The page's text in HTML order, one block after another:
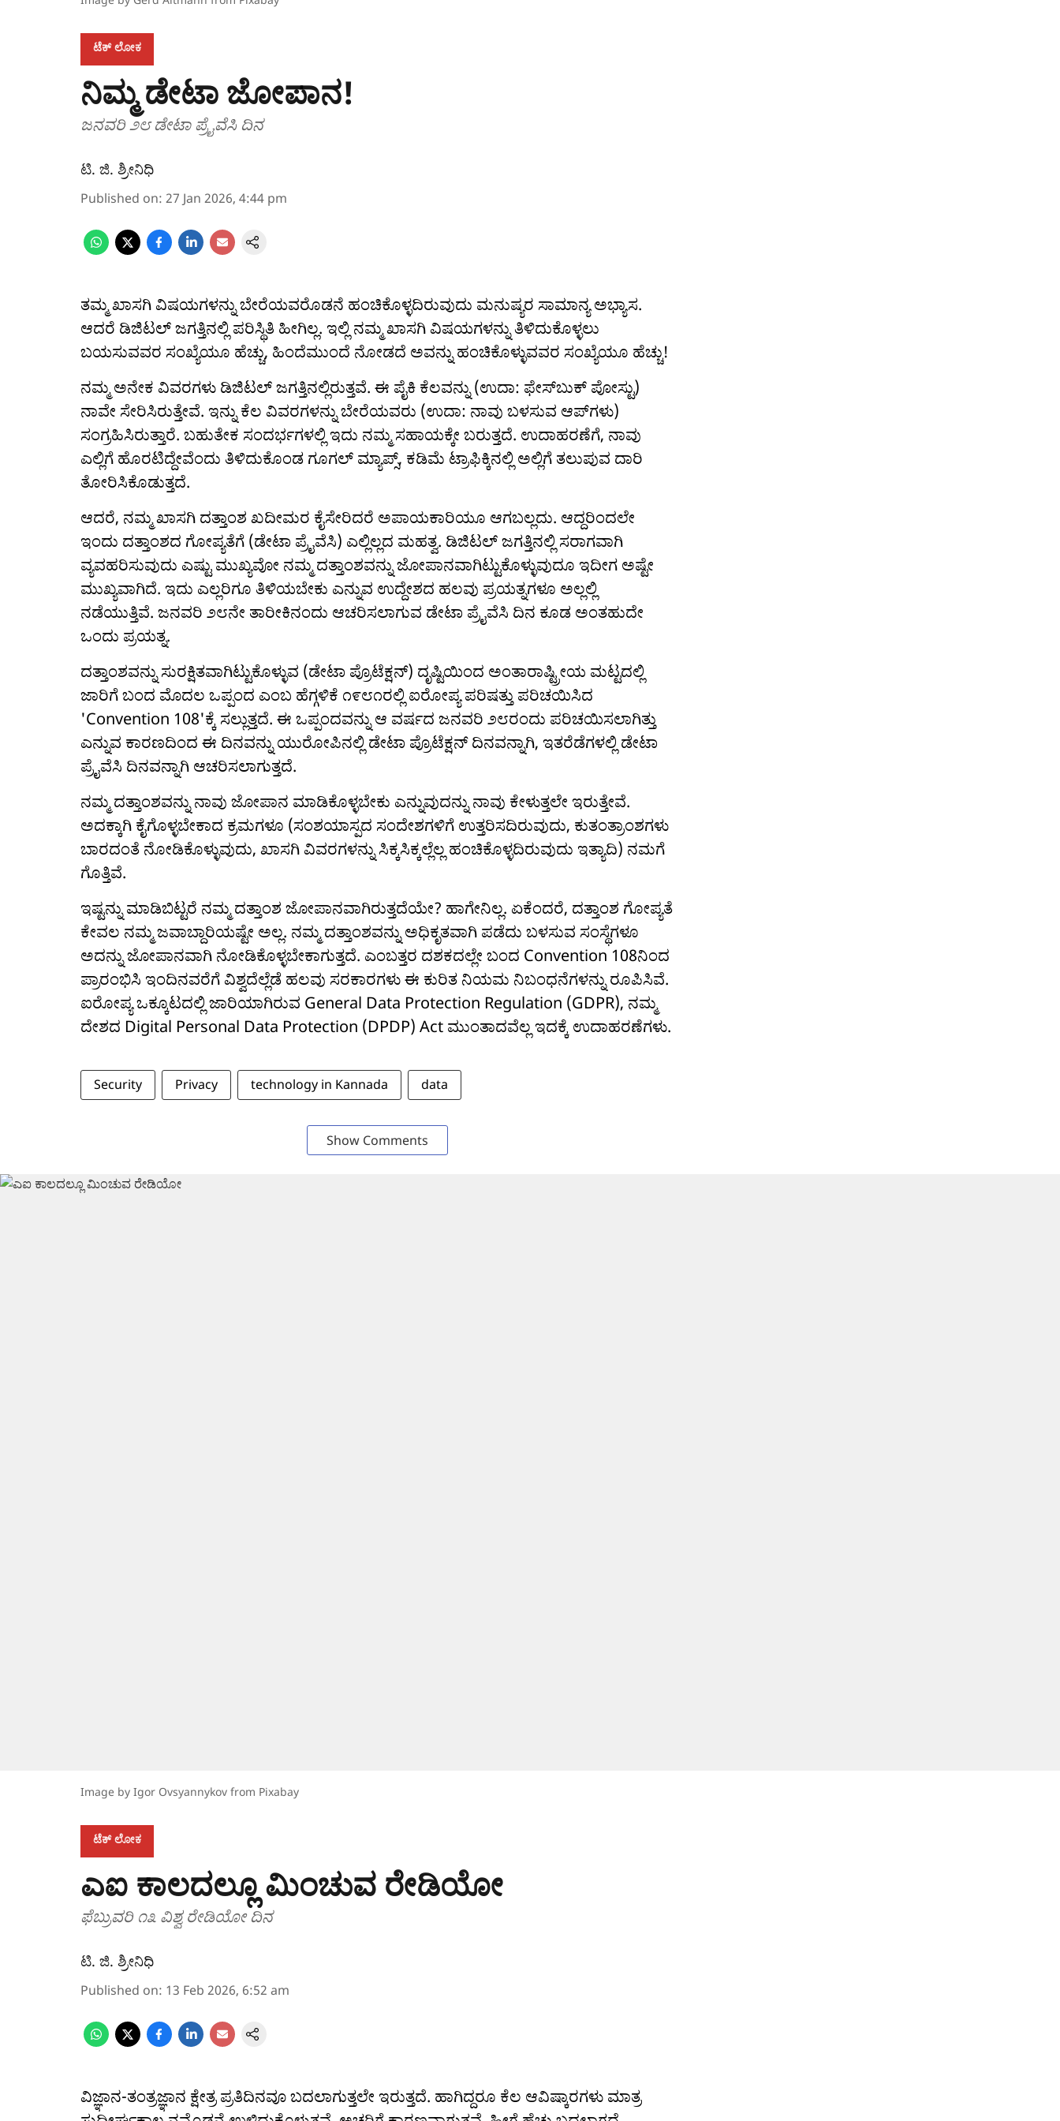
ಟೆಕ್‌ ಲೋಕ
ನಿಮ್ಮ ಡೇಟಾ ಜೋಪಾನ!
ಜನವರಿ ೨೮ ಡೇಟಾ ಪ್ರೈವೆಸಿ ದಿನ
ಟಿ. ಜಿ. ಶ್ರೀನಿಧಿ
Published on: 27 Jan 2026, 4:44 pm
ತಮ್ಮ ಖಾಸಗಿ ವಿಷಯಗಳನ್ನು ಬೇರೆಯವರೊಡನೆ ಹಂಚಿಕೊಳ್ಳದಿರುವುದು ಮನುಷ್ಯರ ಸಾಮಾನ್ಯ ಅಭ್ಯಾಸ.
ಆದರೆ ಡಿಜಿಟಲ್ ಜಗತ್ತಿನಲ್ಲಿ ಪರಿಸ್ಥಿತಿ ಹೀಗಿಲ್ಲ. ಇಲ್ಲಿ ನಮ್ಮ ಖಾಸಗಿ ವಿಷಯಗಳನ್ನು ತಿಳಿದುಕೊಳ್ಳಲು
ಬಯಸುವವರ ಸಂಖ್ಯೆಯೂ ಹೆಚ್ಚು, ಹಿಂದೆಮುಂದೆ ನೋಡದೆ ಅವನ್ನು ಹಂಚಿಕೊಳ್ಳುವವರ ಸಂಖ್ಯೆಯೂ ಹೆಚ್ಚು!
ನಮ್ಮ ಅನೇಕ ವಿವರಗಳು ಡಿಜಿಟಲ್ ಜಗತ್ತಿನಲ್ಲಿರುತ್ತವೆ. ಈ ಪೈಕಿ ಕೆಲವನ್ನು (ಉದಾ: ಫೇಸ್‌ಬುಕ್ ಪೋಸ್ಟು)
ನಾವೇ ಸೇರಿಸಿರುತ್ತೇವೆ. ಇನ್ನು ಕೆಲ ವಿವರಗಳನ್ನು ಬೇರೆಯವರು (ಉದಾ: ನಾವು ಬಳಸುವ ಆಪ್‌ಗಳು)
ಸಂಗ್ರಹಿಸಿರುತ್ತಾರೆ. ಬಹುತೇಕ ಸಂದರ್ಭಗಳಲ್ಲಿ ಇದು ನಮ್ಮ ಸಹಾಯಕ್ಕೇ ಬರುತ್ತದೆ. ಉದಾಹರಣೆಗೆ, ನಾವು
ಎಲ್ಲಿಗೆ ಹೊರಟಿದ್ದೇವೆಂದು ತಿಳಿದುಕೊಂಡ ಗೂಗಲ್ ಮ್ಯಾಪ್ಸ್, ಕಡಿಮೆ ಟ್ರಾಫಿಕ್ಕಿನಲ್ಲಿ ಅಲ್ಲಿಗೆ ತಲುಪುವ ದಾರಿ
ತೋರಿಸಿಕೊಡುತ್ತದೆ.
ಆದರೆ, ನಮ್ಮ ಖಾಸಗಿ ದತ್ತಾಂಶ ಖದೀಮರ ಕೈಸೇರಿದರೆ ಅಪಾಯಕಾರಿಯೂ ಆಗಬಲ್ಲದು. ಆದ್ದರಿಂದಲೇ
ಇಂದು ದತ್ತಾಂಶದ ಗೋಪ್ಯತೆಗೆ (ಡೇಟಾ ಪ್ರೈವೆಸಿ) ಎಲ್ಲಿಲ್ಲದ ಮಹತ್ವ. ಡಿಜಿಟಲ್ ಜಗತ್ತಿನಲ್ಲಿ ಸರಾಗವಾಗಿ
ವ್ಯವಹರಿಸುವುದು ಎಷ್ಟು ಮುಖ್ಯವೋ ನಮ್ಮ ದತ್ತಾಂಶವನ್ನು ಜೋಪಾನವಾಗಿಟ್ಟುಕೊಳ್ಳುವುದೂ ಇದೀಗ ಅಷ್ಟೇ
ಮುಖ್ಯವಾಗಿದೆ. ಇದು ಎಲ್ಲರಿಗೂ ತಿಳಿಯಬೇಕು ಎನ್ನುವ ಉದ್ದೇಶದ ಹಲವು ಪ್ರಯತ್ನಗಳೂ ಅಲ್ಲಲ್ಲಿ
ನಡೆಯುತ್ತಿವೆ. ಜನವರಿ ೨೮ನೇ ತಾರೀಕಿನಂದು ಆಚರಿಸಲಾಗುವ ಡೇಟಾ ಪ್ರೈವೆಸಿ ದಿನ ಕೂಡ ಅಂತಹುದೇ
ಒಂದು ಪ್ರಯತ್ನ.
ದತ್ತಾಂಶವನ್ನು ಸುರಕ್ಷಿತವಾಗಿಟ್ಟುಕೊಳ್ಳುವ (ಡೇಟಾ ಪ್ರೊಟೆಕ್ಷನ್) ದೃಷ್ಟಿಯಿಂದ ಅಂತಾರಾಷ್ಟ್ರೀಯ ಮಟ್ಟದಲ್ಲಿ
ಜಾರಿಗೆ ಬಂದ ಮೊದಲ ಒಪ್ಪಂದ ಎಂಬ ಹೆಗ್ಗಳಿಕೆ ೧೯೮೧ರಲ್ಲಿ ಐರೋಪ್ಯ ಪರಿಷತ್ತು ಪರಿಚಯಿಸಿದ
'Convention 108'ಕ್ಕೆ ಸಲ್ಲುತ್ತದೆ. ಈ ಒಪ್ಪಂದವನ್ನು ಆ ವರ್ಷದ ಜನವರಿ ೨೮ರಂದು ಪರಿಚಯಿಸಲಾಗಿತ್ತು
ಎನ್ನುವ ಕಾರಣದಿಂದ ಈ ದಿನವನ್ನು ಯುರೋಪಿನಲ್ಲಿ ಡೇಟಾ ಪ್ರೊಟೆಕ್ಷನ್ ದಿನವನ್ನಾಗಿ, ಇತರೆಡೆಗಳಲ್ಲಿ ಡೇಟಾ
ಪ್ರೈವೆಸಿ ದಿನವನ್ನಾಗಿ ಆಚರಿಸಲಾಗುತ್ತದೆ.
ನಮ್ಮ ದತ್ತಾಂಶವನ್ನು ನಾವು ಜೋಪಾನ ಮಾಡಿಕೊಳ್ಳಬೇಕು ಎನ್ನುವುದನ್ನು ನಾವು ಕೇಳುತ್ತಲೇ ಇರುತ್ತೇವೆ.
ಅದಕ್ಕಾಗಿ ಕೈಗೊಳ್ಳಬೇಕಾದ ಕ್ರಮಗಳೂ (ಸಂಶಯಾಸ್ಪದ ಸಂದೇಶಗಳಿಗೆ ಉತ್ತರಿಸದಿರುವುದು, ಕುತಂತ್ರಾಂಶಗಳು
ಬಾರದಂತೆ ನೋಡಿಕೊಳ್ಳುವುದು, ಖಾಸಗಿ ವಿವರಗಳನ್ನು ಸಿಕ್ಕಸಿಕ್ಕಲ್ಲೆಲ್ಲ ಹಂಚಿಕೊಳ್ಳದಿರುವುದು ಇತ್ಯಾದಿ) ನಮಗೆ
ಗೊತ್ತಿವೆ.
ಇಷ್ಟನ್ನು ಮಾಡಿಬಿಟ್ಟರೆ ನಮ್ಮ ದತ್ತಾಂಶ ಜೋಪಾನವಾಗಿರುತ್ತದೆಯೇ? ಹಾಗೇನಿಲ್ಲ. ಏಕೆಂದರೆ, ದತ್ತಾಂಶ ಗೋಪ್ಯತೆ
ಕೇವಲ ನಮ್ಮ ಜವಾಬ್ದಾರಿಯಷ್ಟೇ ಅಲ್ಲ. ನಮ್ಮ ದತ್ತಾಂಶವನ್ನು ಅಧಿಕೃತವಾಗಿ ಪಡೆದು ಬಳಸುವ ಸಂಸ್ಥೆಗಳೂ
ಅದನ್ನು ಜೋಪಾನವಾಗಿ ನೋಡಿಕೊಳ್ಳಬೇಕಾಗುತ್ತದೆ. ಎಂಬತ್ತರ ದಶಕದಲ್ಲೇ ಬಂದ Convention 108ನಿಂದ
ಪ್ರಾರಂಭಿಸಿ ಇಂದಿನವರೆಗೆ ವಿಶ್ವದೆಲ್ಲೆಡೆ ಹಲವು ಸರಕಾರಗಳು ಈ ಕುರಿತ ನಿಯಮ ನಿಬಂಧನೆಗಳನ್ನು ರೂಪಿಸಿವೆ.
ಐರೋಪ್ಯ ಒಕ್ಕೂಟದಲ್ಲಿ ಜಾರಿಯಾಗಿರುವ General Data Protection Regulation (GDPR), ನಮ್ಮ
ದೇಶದ Digital Personal Data Protection (DPDP) Act ಮುಂತಾದವೆಲ್ಲ ಇದಕ್ಕೆ ಉದಾಹರಣೆಗಳು.
Security Privacy technology in Kannada data
Show Comments
Image by Igor Ovsyannykov from Pixabay
ಟೆಕ್‌ ಲೋಕ
ಎಐ ಕಾಲದಲ್ಲೂ ಮಿಂಚುವ ರೇಡಿಯೋ
ಫೆಬ್ರುವರಿ ೧೩ ವಿಶ್ವ ರೇಡಿಯೋ ದಿನ
ಟಿ. ಜಿ. ಶ್ರೀನಿಧಿ
Published on: 13 Feb 2026, 6:52 am
ವಿಜ್ಞಾನ-ತಂತ್ರಜ್ಞಾನ ಕ್ಷೇತ್ರ ಪ್ರತಿದಿನವೂ ಬದಲಾಗುತ್ತಲೇ ಇರುತ್ತದೆ. ಹಾಗಿದ್ದರೂ ಕೆಲ ಆವಿಷ್ಕಾರಗಳು ಮಾತ್ರ